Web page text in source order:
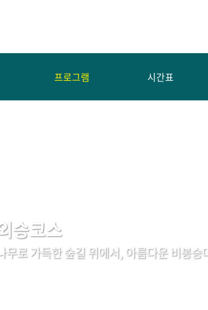
프로그램 시간표
승코스
무로 가득한 숲길 위에서, 아름다운 비봉